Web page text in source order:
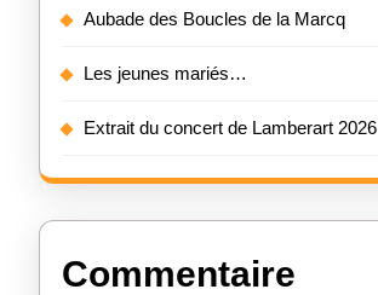
Aubade des Boucles de la Marcq
Les jeunes mariés…
Extrait du concert de Lamberart 2026
Commentaire